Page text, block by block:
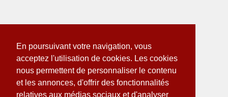
En poursuivant votre navigation, vous
acceptez l'utilisation de cookies. Les cookies
nous permettent de personnaliser le contenu
et les annonces, d'offrir des fonctionnalités
relatives aux médias sociaux et d'analyser